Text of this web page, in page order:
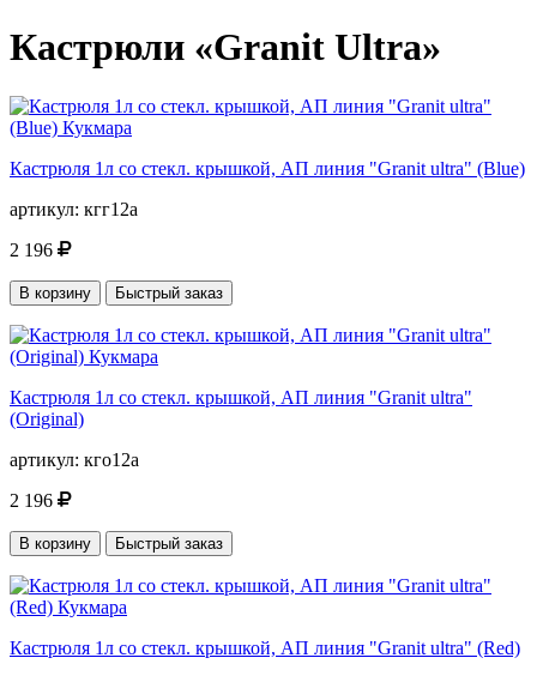
Кастрюли «Granit Ultra»
Кастрюля 1л со стекл. крышкой, АП линия "Granit ultra" (Blue)
артикул: кгг12а
2 196
В корзину Быстрый заказ
Кастрюля 1л со стекл. крышкой, АП линия "Granit ultra"
(Original)
артикул: кго12а
2 196
В корзину Быстрый заказ
Кастрюля 1л со стекл. крышкой, АП линия "Granit ultra" (Red)